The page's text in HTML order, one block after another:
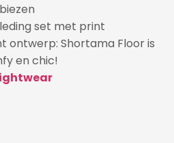
set met print
ontwerp: Shortama Floor is
en chic!